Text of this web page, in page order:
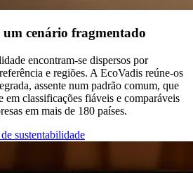
cenário fragmentado
encontram-se dispersos por
e regiões. A EcoVadis reúne-os
assente num padrão comum, que
em classificações fiáveis e comparáveis
em mais de 180 países.
sustentabilidade